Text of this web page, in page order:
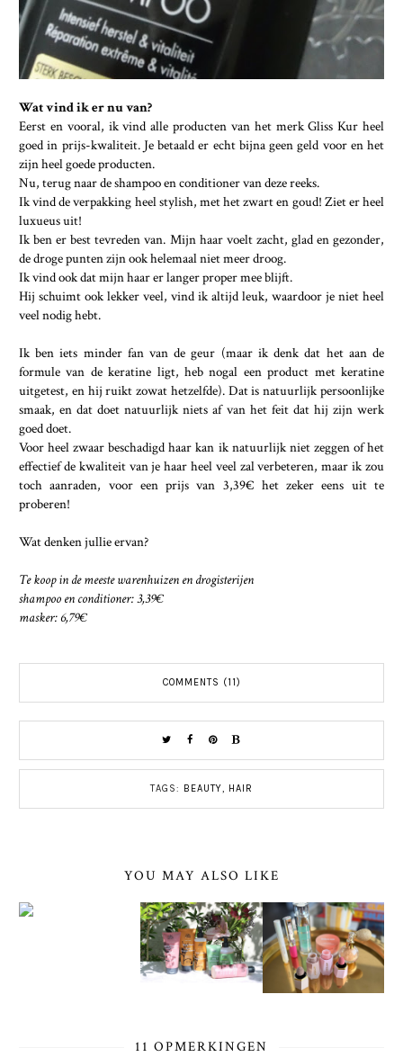
Wat vind ik er nu van?
Eerst en vooral, ik vind alle producten van het merk Gliss Kur heel
goed in prijs-kwaliteit. Je betaald er echt bijna geen geld voor en het
zijn heel goede producten.
Nu, terug naar de shampoo en conditioner van deze reeks.
Ik vind de verpakking heel stylish, met het zwart en goud! Ziet er heel
luxueus uit!
Ik ben er best tevreden van. Mijn haar voelt zacht, glad en gezonder,
de droge punten zijn ook helemaal niet meer droog.
Ik vind ook dat mijn haar er langer proper mee blijft.
Hij schuimt ook lekker veel, vind ik altijd leuk, waardoor je niet heel
veel nodig hebt.
Ik ben iets minder fan van de geur (maar ik denk dat het aan de
formule van de keratine ligt, heb nogal een product met keratine
uitgetest, en hij ruikt zowat hetzelfde). Dat is natuurlijk persoonlijke
smaak, en dat doet natuurlijk niets af van het feit dat hij zijn werk
goed doet.
Voor heel zwaar beschadigd haar kan ik natuurlijk niet zeggen of het
effectief de kwaliteit van je haar heel veel zal verbeteren, maar ik zou
toch aanraden, voor een prijs van 3,39€ het zeker eens uit te
proberen!
Wat denken jullie ervan?
Te koop in de meeste warenhuizen en drogisterijen
shampoo en conditioner: 3,39€
masker: 6,79€
COMMENTS (11)
TAGS: BEAUTY, HAIR
YOU MAY ALSO LIKE
11 OPMERKINGEN